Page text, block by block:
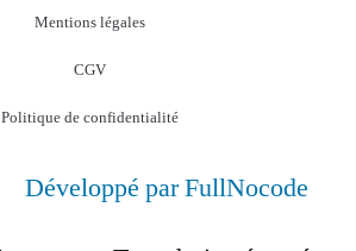
Mentions légales
CGV
Politique de confidentialité
Développé par FullNocode